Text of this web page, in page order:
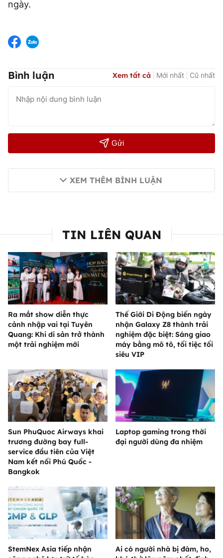
ngày.
Bình luận Xem tất cả Mới nhất Cũ nhất
Gửi
XEM THÊM BÌNH LUẬN
TIN LIÊN QUAN
Ra mắt show diễn thực
cảnh nhập vai tại Tuyên
Quang: Khi di sản trở thành
một trải nghiệm mới
Thế Giới Di Động biến ngày
nhận Galaxy Z8 thành trải
nghiệm đặc biệt: Sáng giao
máy bằng mô tô, tối tiệc tối
siêu VIP
Sun PhuQuoc Airways khai
trương đường bay full-
service đầu tiên của Việt
Nam kết nối Phú Quốc -
Bangkok
Laptop gaming trong thời
đại người dùng đa nhiệm
StemNex Asia tiếp nhận
Ai có người nhà bị đàm, ho,